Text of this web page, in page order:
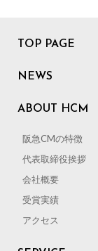
TOP PAGE
NEWS
ABOUT HCM
阪急CMの特徴
代表取締役挨拶
会社概要
受賞実績
アクセス